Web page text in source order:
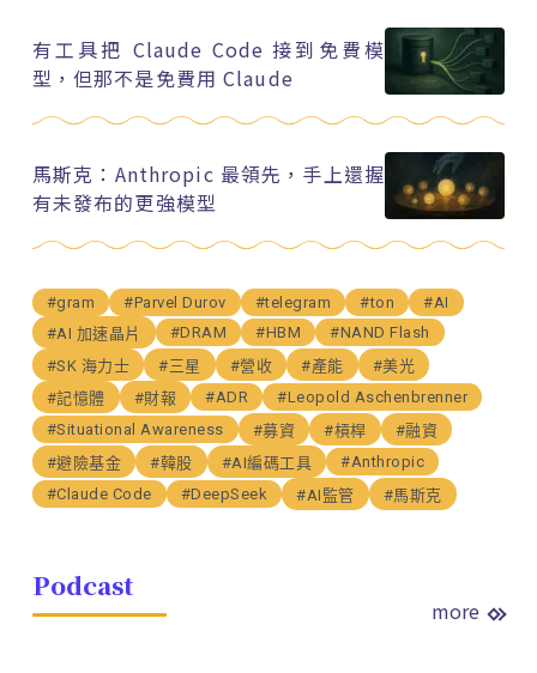
有工具把 Claude Code 接到免費模
型，但那不是免費用 Claude
馬斯克：Anthropic 最領先，手上還握
有未發布的更強模型
#gram #Parvel Durov #telegram #ton
#AI
#AI 加速晶片
#DRAM #HBM
#NAND Flash
#SK 海力士
#三星 #營收 #產能
#美光
#記憶體
#財報 #ADR
#Leopold Aschenbrenner
#Situational Awareness
#募資 #槓桿
#融資
#避險基金
#韓股 #AI編碼工具
#Anthropic
#Claude Code
#DeepSeek #AI監管 #馬斯克
Podcast
more